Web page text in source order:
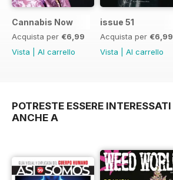
Cannabis Now
Acquista per €6,99
Vista
Al carrello
issue 51
Acquista per €6,99
Vista
Al carrello
POTRESTE ESSERE INTERESSATI
ANCHE A